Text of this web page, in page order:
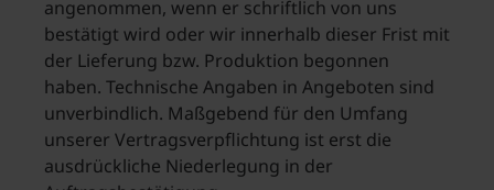
angenommen, wenn er schriftlich von uns
bestätigt wird oder wir innerhalb dieser Frist mit
der Lieferung bzw. Produktion begonnen
haben. Technische Angaben in Angeboten sind
unverbindlich. Maßgebend für den Umfang
unserer Vertragsverpflichtung ist erst die
ausdrückliche Niederlegung in der